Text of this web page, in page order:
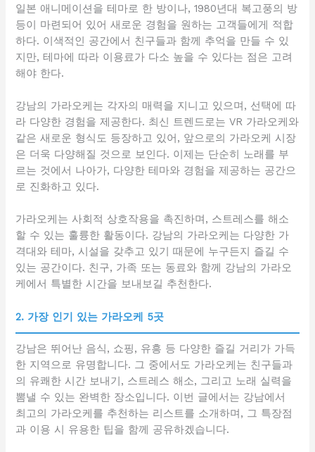
일본 애니메이션을 테마로 한 방이나, 1980년대 복고풍의 방
등이 마련되어 있어 새로운 경험을 원하는 고객들에게 적합
하다. 이색적인 공간에서 친구들과 함께 추억을 만들 수 있
지만, 테마에 따라 이용료가 다소 높을 수 있다는 점은 고려
해야 한다.
강남의 가라오케는 각자의 매력을 지니고 있으며, 선택에 따
라 다양한 경험을 제공한다. 최신 트렌드로는 VR 가라오케와
같은 새로운 형식도 등장하고 있어, 앞으로의 가라오케 시장
은 더욱 다양해질 것으로 보인다. 이제는 단순히 노래를 부
르는 것에서 나아가, 다양한 테마와 경험을 제공하는 공간으
로 진화하고 있다.
가라오케는 사회적 상호작용을 촉진하며, 스트레스를 해소
할 수 있는 훌륭한 활동이다. 강남의 가라오케는 다양한 가
격대와 테마, 시설을 갖추고 있기 때문에 누구든지 즐길 수
있는 공간이다. 친구, 가족 또는 동료와 함께 강남의 가라오
케에서 특별한 시간을 보내보길 추천한다.
2. 가장 인기 있는 가라오케 5곳
강남은 뛰어난 음식, 쇼핑, 유흥 등 다양한 즐길 거리가 가득
한 지역으로 유명합니다. 그 중에서도 가라오케는 친구들과
의 유쾌한 시간 보내기, 스트레스 해소, 그리고 노래 실력을
뽐낼 수 있는 완벽한 장소입니다. 이번 글에서는 강남에서
최고의 가라오케를 추천하는 리스트를 소개하며, 그 특장점
과 이용 시 유용한 팁을 함께 공유하겠습니다.